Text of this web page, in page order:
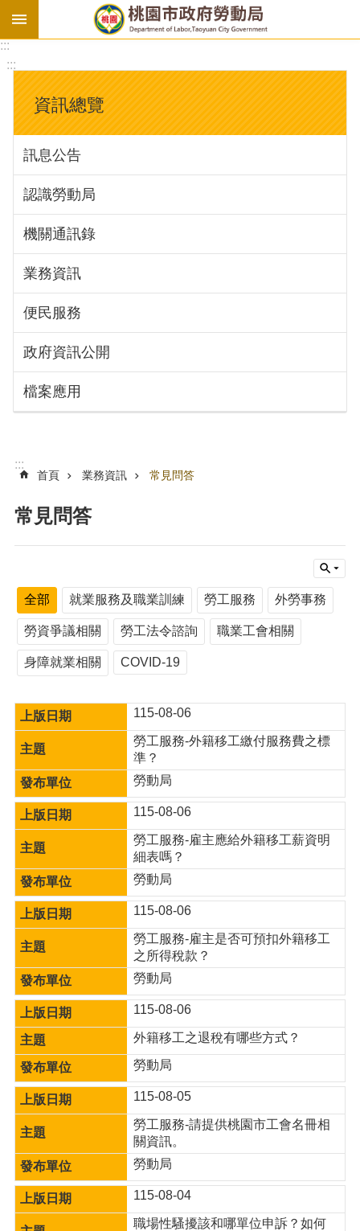
基
法
勞
資
會
庇
護
工
場
進
訊
息
公
識
動
局
通
訊
錄
業
務
訊
便
民
服
務
政
府
資
訊
公
開
檔
案
應
用
回
首
頁
網
導
覽
市
政
箱
:::
:::
資訊總覽
訊息公告
認識勞動局
機關通訊錄
業務資訊
便民服務
政府資訊公開
檔案應用
:::
首頁 業務資訊 常見問答
常見問答
全部 就業服務及職業訓練 勞工服務 外勞事務
勞資爭議相關 勞工法令諮詢 職業工會相關
身障就業相關 COVID-19
115-08-06
勞工服務-外籍移工繳付服務費之標
準？
勞動局
115-08-06
勞工服務-雇主應給外籍移工薪資明
細表嗎？
勞動局
115-08-06
勞工服務-雇主是否可預扣外籍移工
之所得稅款？
勞動局
115-08-06
外籍移工之退稅有哪些方式？
勞動局
115-08-05
勞工服務-請提供桃園市工會名冊相
關資訊。
勞動局
115-08-04
職場性騷擾該和哪單位申訴？如何